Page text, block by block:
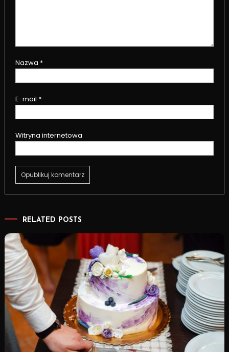
Nazwa *
E-mail *
Witryna internetowa
RELATED POSTS